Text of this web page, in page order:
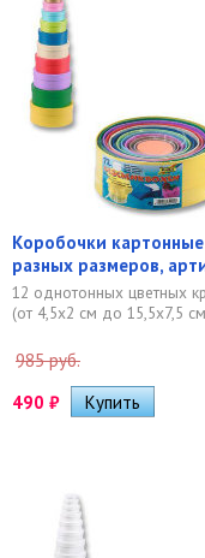
Коробочки
разных размеров,
12 однотонных цветных
(от 4,5х2 см до 15,5х7,5
985 руб.
490 ₽